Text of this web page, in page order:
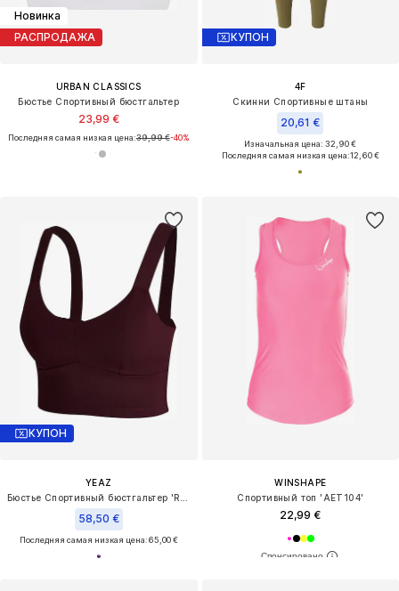
Новинка
РАСПРОДАЖА
URBAN CLASSICS
Бюстье Спортивный бюстгальтер
23,99 €
Последняя самая низкая цена:39,99 €-40%
КУПОН
4F
Скинни Спортивные штаны
20,61 €
Изначальная цена: 32,90 €
Последняя самая низкая цена:12,60 €
КУПОН
YEAZ
58,50 €
Последняя самая низкая цена:65,00 €
WINSHAPE
Спортивный топ 'AET104'
22,99 €